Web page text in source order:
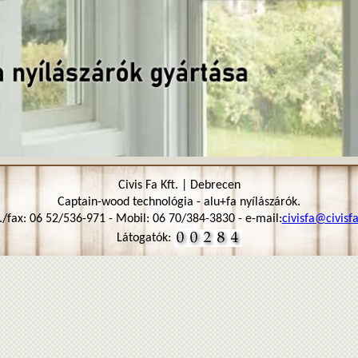
Civis Fa Kft. | Debrecen
Captain-wood technológia - alu+fa nyílászárók.
fax: 06 52/536-971 - Mobil: 06 70/384-3830 - e-mail:
Látogatók: